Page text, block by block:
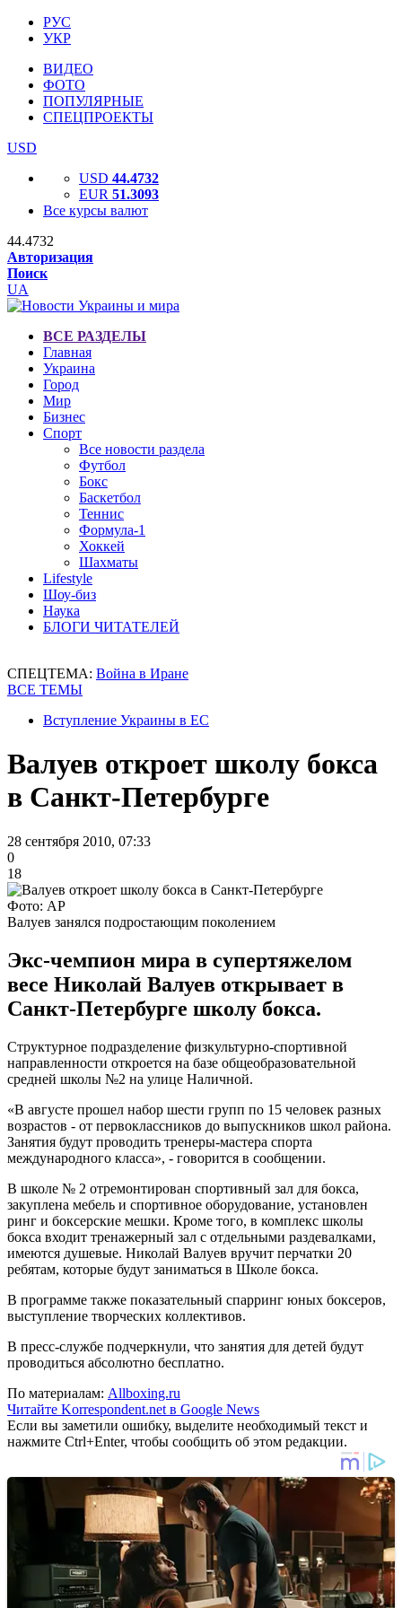
РУС
УКР
ВИДЕО
ФОТО
ПОПУЛЯРНЫЕ
СПЕЦПРОЕКТЫ
USD
USD 44.4732
EUR 51.3093
Все курсы валют
44.4732
Авторизация
Поиск
UA
ВСЕ РАЗДЕЛЫ
Главная
Украина
Город
Мир
Бизнес
Спорт
Все новости раздела
Футбол
Бокс
Баскетбол
Теннис
Формула-1
Хоккей
Шахматы
Lifestyle
Шоу-биз
Наука
БЛОГИ ЧИТАТЕЛЕЙ
СПЕЦТЕМА: Война в Иране
ВСЕ ТЕМЫ
Вступление Украины в ЕС
Валуев откроет школу бокса
в Санкт-Петербурге
28 сентября 2010, 07:33
0
18
Фото: АР
Валуев занялся подростающим поколением
Экс-чемпион мира в супертяжелом
весе Николай Валуев открывает в
Санкт-Петербурге школу бокса.
Структурное подразделение физкультурно-спортивной
направленности откроется на базе общеобразовательной
средней школы №2 на улице Наличной.
«В августе прошел набор шести групп по 15 человек разных
возрастов - от первоклассников до выпускников школ района.
Занятия будут проводить тренеры-мастера спорта
международного класса», - говорится в сообщении.
В школе № 2 отремонтирован спортивный зал для бокса,
закуплена мебель и спортивное оборудование, установлен
ринг и боксерские мешки. Кроме того, в комплекс школы
бокса входит тренажерный зал с отдельными раздевалками,
имеются душевые. Николай Валуев вручит перчатки 20
ребятам, которые будут заниматься в Школе бокса.
В программе также показательный спарринг юных боксеров,
выступление творческих коллективов.
В пресс-службе подчеркнули, что занятия для детей будут
проводиться абсолютно бесплатно.
По материалам: Allboxing.ru
Читайте Korrespondent.net в Google News
Если вы заметили ошибку, выделите необходимый текст и
нажмите Ctrl+Enter, чтобы сообщить об этом редакции.